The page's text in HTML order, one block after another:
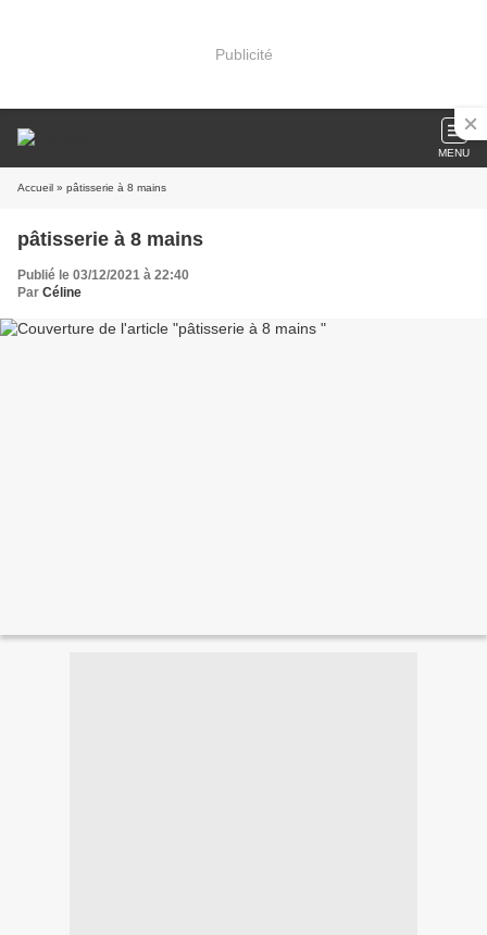
Publicité
MENU
Accueil » pâtisserie à 8 mains
pâtisserie à 8 mains
Publié le 03/12/2021 à 22:40
Par Céline